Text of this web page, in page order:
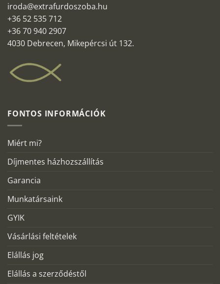
iroda@extrafurdoszoba.hu
+36 52 535 712
+36 70 940 2907
4030 Debrecen, Mikepércsi út 132.
FONTOS INFORMÁCIÓK
Miért mi?
Díjmentes házhozszállítás
Garancia
Munkatársaink
GYIK
Vásárlási feltételek
Elállás jog
Elállás a szerződéstől